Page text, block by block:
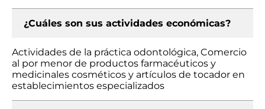
¿Cuáles son sus actividades económicas?
Actividades de la práctica odontológica, Comercio
al por menor de productos farmacéuticos y
medicinales cosméticos y artículos de tocador en
establecimientos especializados